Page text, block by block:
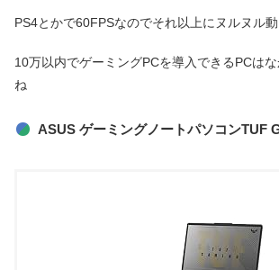
PS4とかで60FPSなのでそれ以上にヌルヌル
10万以内でゲーミングPCを導入できるPCは
ね
ASUS ゲーミングノートパソコンTUF